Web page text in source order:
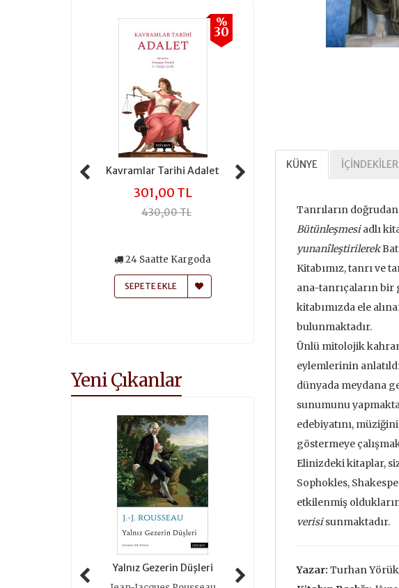
%
30
Kavramlar Tarihi Adalet
301,00 TL
430,00 TL
24 Saatte Kargoda
SEPETE EKLE
%
30
Kavramlar Tarihi Özgürlük
560,00 TL
SEPETE EKLE
Yeni Çıkanlar
Yalnız Gezerin Düşleri Oyunlar ve İnsanlar
KÜNYE İÇINDEKILER
Tanrıların
Bütünleşmesiadlı
yunanîleştirilerek
Kitabımız, tanrı ve
ana-tanrıçaların bir
kitabımızda ele
bulunmaktadır.
Ünlü mitolojik
eylemlerinin
dünyada meydana
sunumunu
edebiyatını,
göstermeye
Elinizdeki kitaplar,
Sophokles,
etkilenmiş
verisisunmaktadır.
Yazar: Turhan